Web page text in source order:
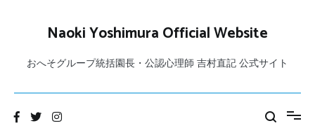
Naoki Yoshimura Official Website
おへそグループ統括園長・公認心理師 吉村直記 公式サイト